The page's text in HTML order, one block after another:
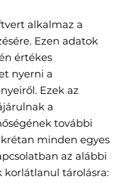
alkalmaz a
Ezen adatok
értékes
nyerni a
Ezek az
a
további
minden egyes
az alábbi
tárolásra: